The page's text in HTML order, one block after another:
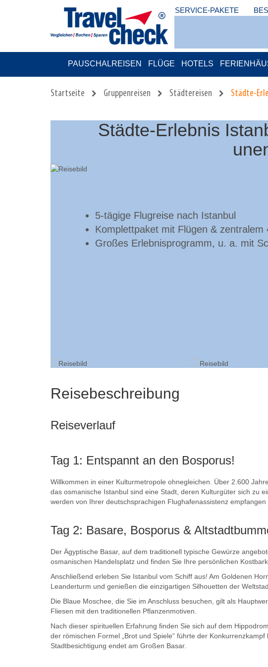
SERVICE-PAKETE
PAUSCHALREISEN FLÜGE HOTELS
Startseite Gruppenreisen Städtereisen Städte-
Städte-Erlebnis
5-tägige Flugreise nach Istanbul
Komplettpaket mit Flügen & zentralem
Großes Erlebnisprogramm, u. a. mit
Reisebeschreibung
Reiseverlauf
Tag 1: Entspannt an den Bosporus!
Willkommen in einer Kulturmetropole ohnegleichen. Über 2.600
das osmanische Istanbul sind eine Stadt, deren Kulturgüter sich zu
werden von Ihrer deutschsprachigen Flughafenassistenz
Tag 2: Basare, Bosporus &
Der Ägyptische Basar, auf dem traditionell typische Gewürze
osmanischen Handelsplatz und finden Sie Ihre persönlichen
Anschließend erleben Sie Istanbul vom Schiff aus! Am Goldenen
Leanderturm und genießen die einzigartigen Silhouetten der
Die Blaue Moschee, die Sie im Anschluss besuchen, gilt als
Fliesen mit den traditionellen Pflanzenmotiven.
Nach dieser spirituellen Erfahrung finden Sie sich auf dem
der römischen Formel „Brot und Spiele“ führte der
Stadtbesichtigung endet am Großen Basar.